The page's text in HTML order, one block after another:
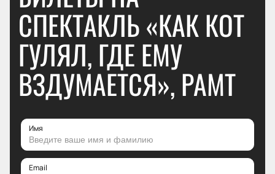
СПЕКТАКЛЬ «КАК КОТ
ГУЛЯЛ, ГДЕ ЕМУ
ВЗДУМАЕТСЯ», РАМТ
Имя
Email